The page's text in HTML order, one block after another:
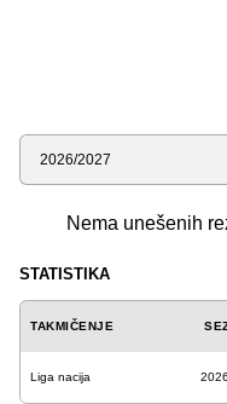
Sezona
Nema unešenih
STATISTIKA
TAKMIČENJE
Liga nacija